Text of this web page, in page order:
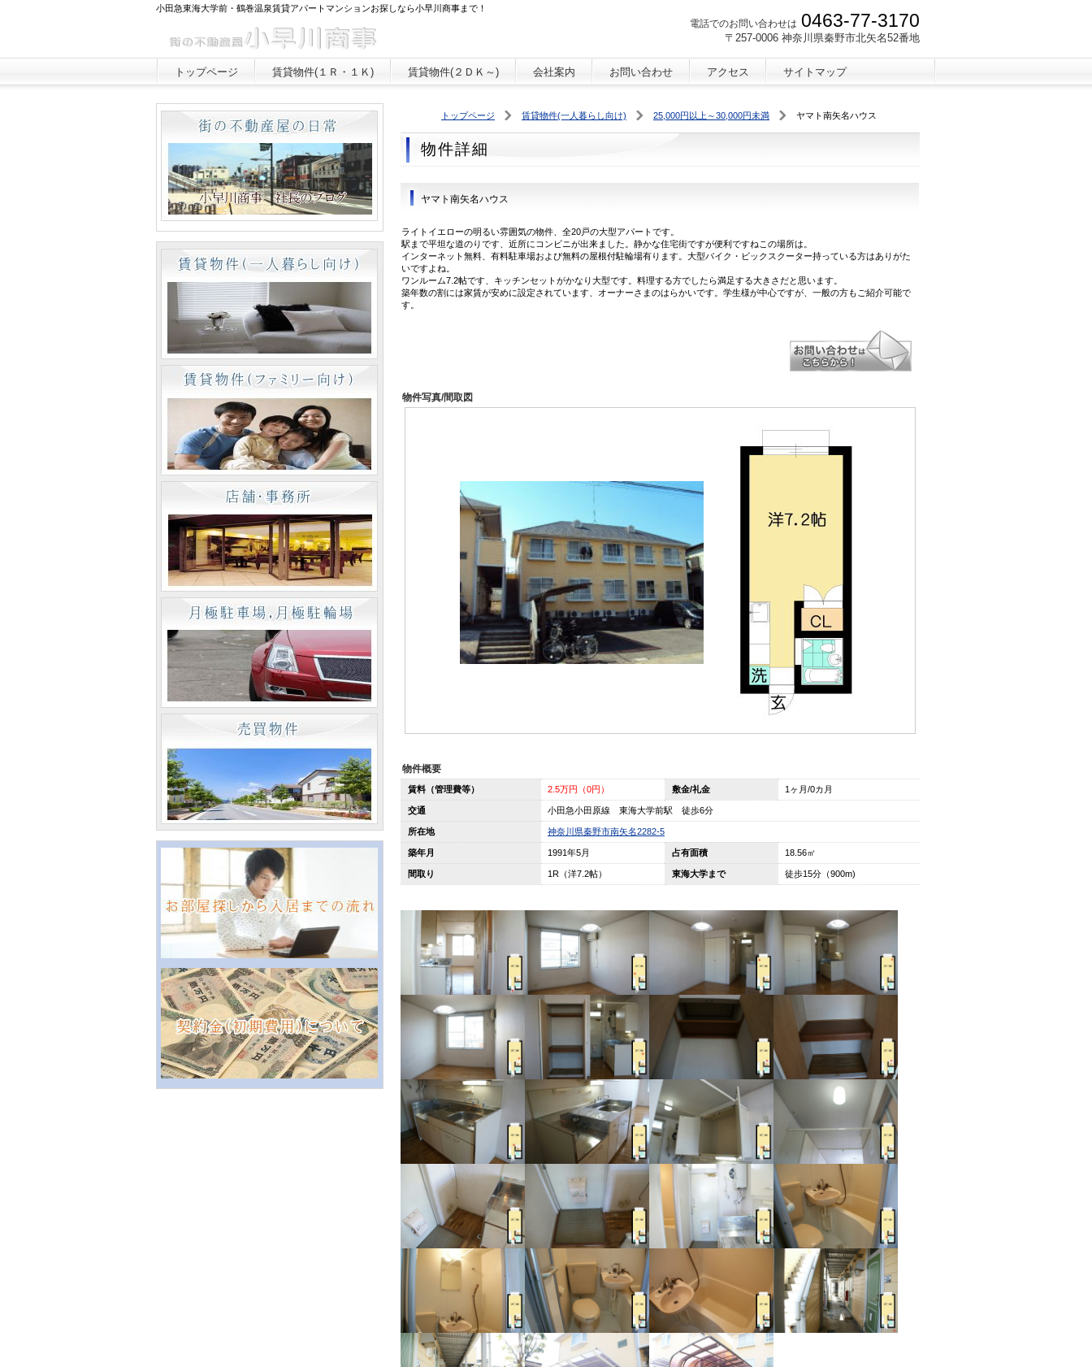
小田急東海大学前・鶴巻温泉賃貸アパートマンションお探しなら小早川商事まで！
電話でのお問い合わせは 0463-77-3170
〒257-0006 神奈川県秦野市北矢名52番地
トップページ 賃貸物件(一人暮らし向け) 25,000円以上～30,000円未満 ヤマト南矢名ハウス
物件詳細
ヤマト南矢名ハウス
ライトイエローの明るい雰囲気の物件、全20戸の大型アパートです。
駅まで平坦な道のりです、近所にコンビニが出来ました。静かな住宅街ですが便利ですねこの場所は。
インターネット無料、有料駐車場および無料の屋根付駐輪場有ります。大型バイク・ビックスクーター持っている方はありがた
いですよね。
ワンルーム7.2帖です、キッチンセットがかなり大型です。料理する方でしたら満足する大きさだと思います。
築年数の割には家賃が安めに設定されています、オーナーさまのはらかいです。学生様が中心ですが、一般の方もご紹介可能で
す。
物件写真/間取図
物件概要
賃料（管理費等） 2.5万円（0円） 敷金/礼金 1ヶ月/0カ月
交通 小田急小田原線 東海大学前駅 徒歩6分
所在地 神奈川県秦野市南矢名2282-5
築年月 1991年5月 占有面積 18.56㎡
間取り 1R（洋7.2帖） 東海大学まで 徒歩15分（900m)
トップページ 賃貸物件(１Ｒ・１Ｋ) 賃貸物件(２ＤＫ～) 会社案内 お問い合わせ アクセス サイトマップ